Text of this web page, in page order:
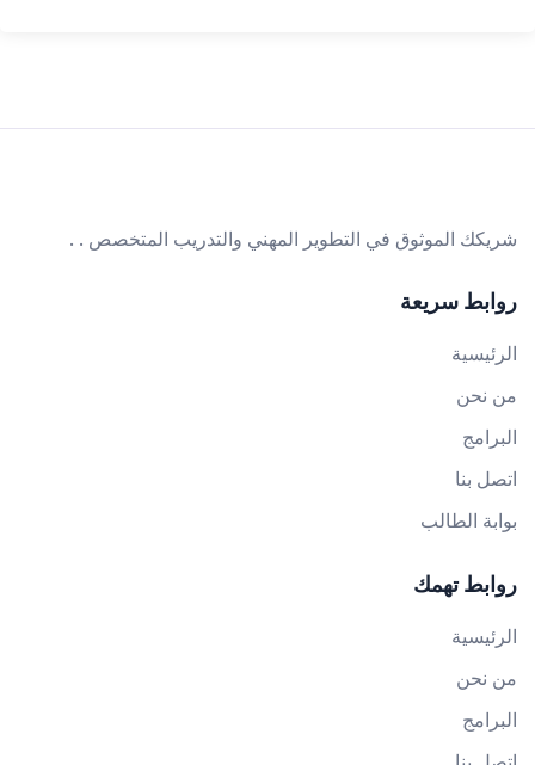
شريكك الموثوق في التطوير المهني والتدريب المتخصص . .
روابط سريعة
الرئيسية
من نحن
البرامج
اتصل بنا
بوابة الطالب
روابط تهمك
الرئيسية
من نحن
البرامج